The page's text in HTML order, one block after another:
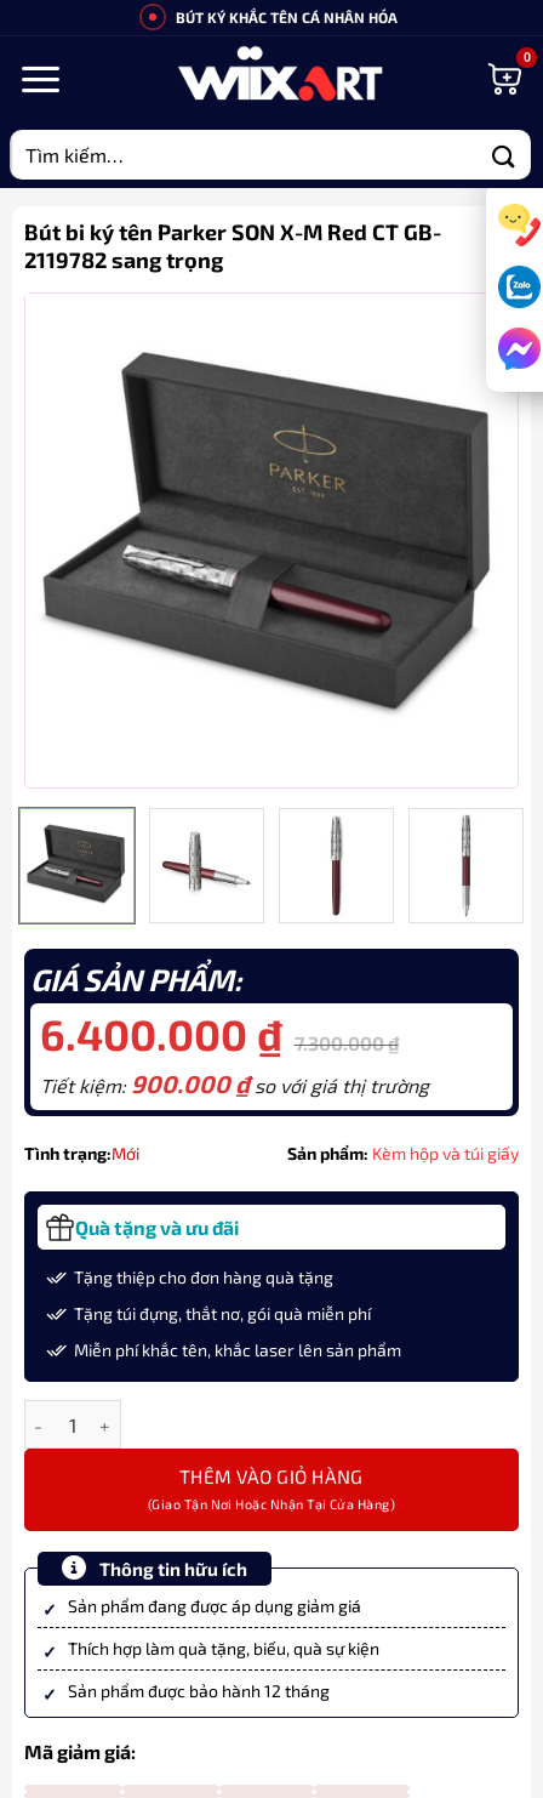
nội
BÚT KÝ KHẮC TÊN CÁ NHÂN HÓA
Tìm
kiếm:
Bút bi ký tên Parker SON X-M Red CT GB-
2119782 sang trọng
GIÁ SẢN PHẨM:
6.400.000 ₫ 7.300.000₫
Tiết kiệm: 900.000₫so với giá thị trường
Tình trạng:Mới Sản phẩm: Kèm hộp và túi giấy
Quà tặng và ưu đãi
Tặng thiệp cho đơn hàng quà tặng
Tặng túi đựng, thắt nơ, gói quà miễn phí
Miễn phí khắc tên, khắc laser lên sản phẩm
THÊM VÀO GIỎ HÀNG
Thông tin hữu ích
Sản phẩm đang được áp dụng giảm giá
Thích hợp làm quà tặng, biếu, quà sự kiện
Sản phẩm được bảo hành 12 tháng
Mã giảm giá: